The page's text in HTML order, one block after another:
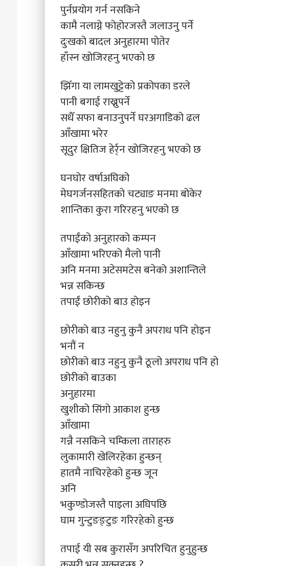
पुर्नप्रयोग गर्न नसकिने
कामै नलाग्ने फोहोरजस्तै जलाउनु पर्ने
दुःखको बादल अनुहारमा पोतेर
हाँस्न खोजिरहनु भएको छ
झिँगा या लामखुट्टेको प्रकोपका डरले
पानी बगाई राख्नुपर्ने
सधैँ सफा बनाउनुपर्ने घरअगाडिको ढल
आँखामा भरेर
सूदुर क्षितिज हेर्र्न खोजिरहनु भएको छ
घनघोर वर्षाअघिको
मेघगर्जनसहितको चट्याङ मनमा बोकेर
शान्तिका कुरा गरिरहनु भएको छ
तपाईंको अनुहारको कम्पन
आँखामा भरिएको मैलो पानी
अनि मनमा अटेसमटेस बनेको अशान्तिले
भन्न सकिन्छ
तपाईं छोरीको बाउ होइन
छोरीको बाउ नहुनु कुनै अपराध पनि होइन
भनौं न
छोरीको बाउ नहुनु कुनै ठूलो अपराध पनि हो
छोरीको बाउका
अनुहारमा
खुशीको सिंगो आकाश हुन्छ
आँखामा
गन्नै नसकिने चम्किला ताराहरु
लुकामारी खेलिरहेका हुन्छन्
हातमै नाचिरहेको हुन्छ जून
अनि
भकुण्डोजस्तै पाइला अघिपछि
घाम गुन्टुङङ्टुङ गरिरहेको हुन्छ
तपाई यी सब कुरासँग अपरिचित हुनुहुन्छ